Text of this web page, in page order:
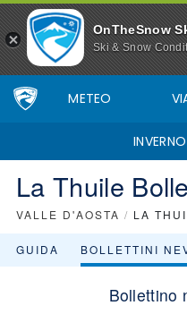
OnTheSnow
Ski & Snow
METEO
INVERNO
La Thuile
VALLE D'AOSTA / LA
GUIDA BOLLETTINI
Bollettino